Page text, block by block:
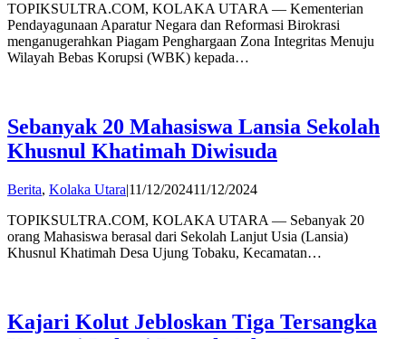
TOPIKSULTRA.COM, KOLAKA UTARA — Kementerian
Pendayagunaan Aparatur Negara dan Reformasi Birokrasi
menganugerahkan Piagam Penghargaan Zona Integritas Menuju
Wilayah Bebas Korupsi (WBK) kepada…
Sebanyak 20 Mahasiswa Lansia Sekolah
Khusnul Khatimah Diwisuda
Berita, Kolaka Utara|11/12/202411/12/2024by
TOPIKSULTRA.COM, KOLAKA UTARA — Sebanyak 20
orang Mahasiswa berasal dari Sekolah Lanjut Usia (Lansia)
Khusnul Khatimah Desa Ujung Tobaku, Kecamatan…
Kajari Kolut Jebloskan Tiga Tersangka